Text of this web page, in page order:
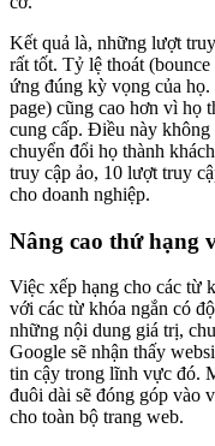
Kết quả là, những lượt
rất tốt. Tỷ lệ thoát
ứng đúng kỳ vọng của
page) cũng cao hơn vì họ
cung cấp. Điều này
chuyển đổi họ thành
truy cập ảo, 10 lượt truy
cho doanh nghiệp.
Nâng cao thứ hạng
Việc xếp hạng cho các từ
với các từ khóa ngắn có
những nội dung giá trị,
Google sẽ nhận thấy
tin cậy trong lĩnh vực đó.
đuôi dài sẽ đóng góp vào
cho toàn bộ trang web.